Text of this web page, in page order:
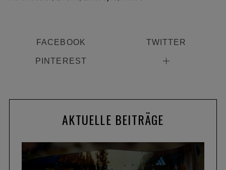
FACEBOOK TWITTER
PINTEREST
AKTUELLE BEITRÄGE
a
r
o